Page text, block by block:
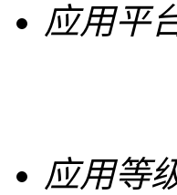
应用平
应用等